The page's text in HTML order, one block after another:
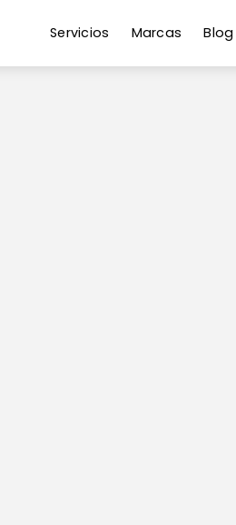
Servicios Marcas Blog